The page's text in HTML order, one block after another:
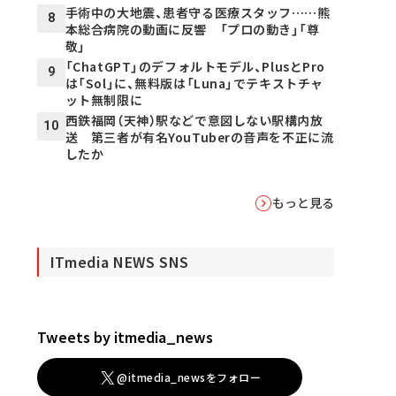
8
手術中の大地震、患者守る医療スタッフ……熊
本総合病院の動画に反響 「プロの動き」「尊
敬」
9
「ChatGPT」のデフォルトモデル、PlusとPro
は「Sol」に、無料版は「Luna」でテキストチャ
ット無制限に
10 西鉄福岡（天神）駅などで意図しない駅構内放
送 第三者が有名YouTuberの音声を不正に流
したか
もっと見る
ITmedia NEWS SNS
Tweets by itmedia_news
@itmedia_newsをフォロー